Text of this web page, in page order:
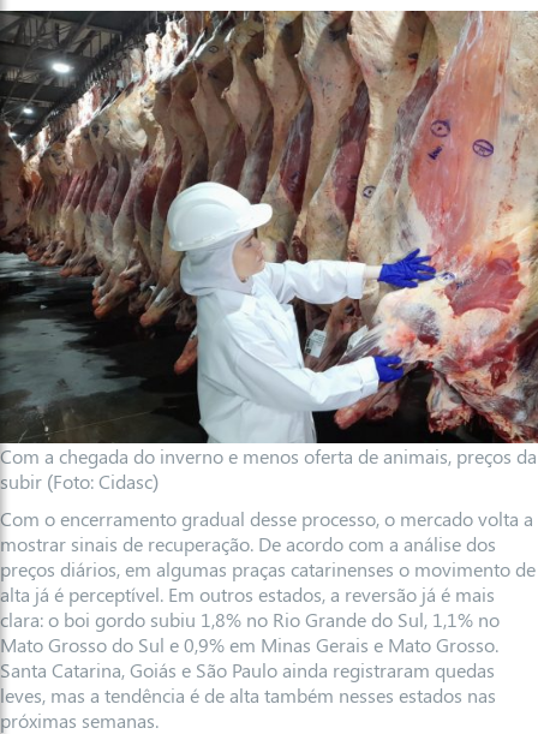
Com a chegada do inverno e menos oferta de animais, preços
subir (Foto: Cidasc)
Com o encerramento gradual desse processo, o mercado volta a
mostrar sinais de recuperação. De acordo com a análise dos
preços diários, em algumas praças catarinenses o movimento de
alta já é perceptível. Em outros estados, a reversão já é mais
clara: o boi gordo subiu 1,8% no Rio Grande do Sul, 1,1% no
Mato Grosso do Sul e 0,9% em Minas Gerais e Mato Grosso.
Santa Catarina, Goiás e São Paulo ainda registraram quedas
leves, mas a tendência é de alta também nesses estados nas
próximas semanas.